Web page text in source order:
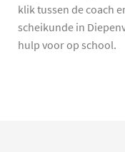
klik tussen de coach
scheikunde in
hulp voor op school.